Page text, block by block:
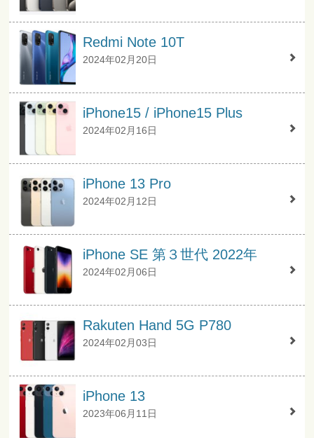
Redmi Note 10T
2024年02月20日
iPhone15 / iPhone15 Plus
2024年02月16日
iPhone 13 Pro
2024年02月12日
iPhone SE 第３世代 2022年
2024年02月06日
Rakuten Hand 5G P780
2024年02月03日
iPhone 13
2023年06月11日